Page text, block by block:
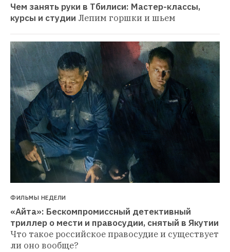
Чем занять руки в Тбилиси: Мастер-классы,
курсы и студии Лепим горшки и шьем
ФИЛЬМЫ НЕДЕЛИ
«Айта»: Бескомпромиссный детективный
триллер о мести и правосудии, снятый в Якутии
Что такое российское правосудие и существует
ли оно вообще?